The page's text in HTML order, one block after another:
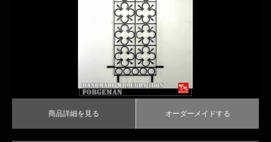
オーダーメイドする
商品詳細を見る オーダーメイドする